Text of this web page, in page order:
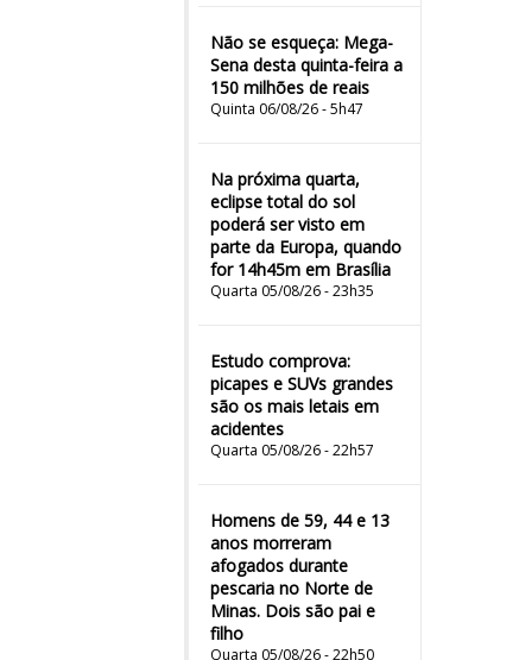
Não se esqueça: Mega-
Sena desta quinta-feira a
150 milhões de reais
Quinta 06/08/26 - 5h47
Na próxima quarta,
eclipse total do sol
poderá ser visto em
parte da Europa, quando
for 14h45m em Brasília
Quarta 05/08/26 - 23h35
Estudo comprova:
picapes e SUVs grandes
são os mais letais em
acidentes
Quarta 05/08/26 - 22h57
Homens de 59, 44 e 13
anos morreram
afogados durante
pescaria no Norte de
Minas. Dois são pai e
filho
Quarta 05/08/26 - 22h50